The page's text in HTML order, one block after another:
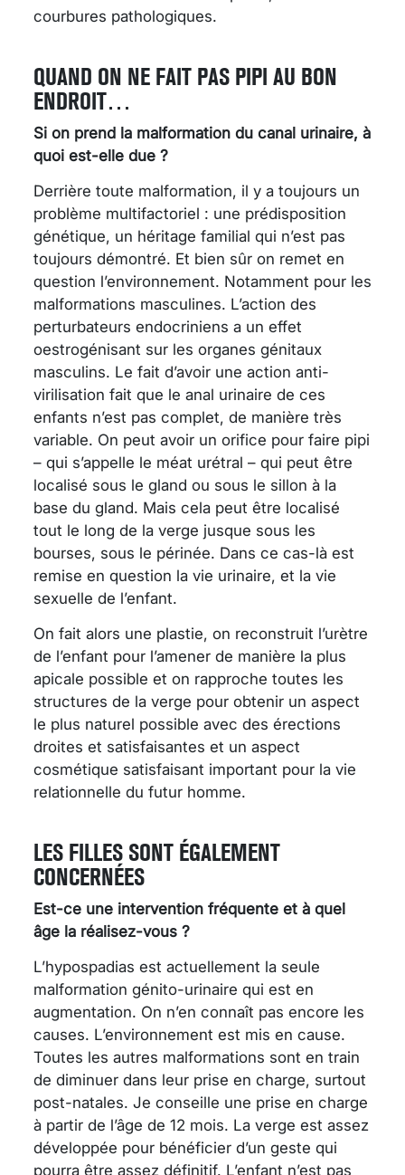
courbures pathologiques.
QUAND ON NE FAIT PAS PIPI AU BON
ENDROIT…
Si on prend la malformation du canal urinaire, à
quoi est-elle due ?
Derrière toute malformation, il y a toujours un
problème multifactoriel : une prédisposition
génétique, un héritage familial qui n’est pas
toujours démontré. Et bien sûr on remet en
question l’environnement. Notamment pour les
malformations masculines. L’action des
perturbateurs endocriniens a un effet
oestrogénisant sur les organes génitaux
masculins. Le fait d’avoir une action anti-
virilisation fait que le anal urinaire de ces
enfants n’est pas complet, de manière très
variable. On peut avoir un orifice pour faire pipi
– qui s’appelle le méat urétral – qui peut être
localisé sous le gland ou sous le sillon à la
base du gland. Mais cela peut être localisé
tout le long de la verge jusque sous les
bourses, sous le périnée. Dans ce cas-là est
remise en question la vie urinaire, et la vie
sexuelle de l’enfant.
On fait alors une plastie, on reconstruit l’urètre
de l’enfant pour l’amener de manière la plus
apicale possible et on rapproche toutes les
structures de la verge pour obtenir un aspect
le plus naturel possible avec des érections
droites et satisfaisantes et un aspect
cosmétique satisfaisant important pour la vie
relationnelle du futur homme.
LES FILLES SONT ÉGALEMENT
CONCERNÉES
Est-ce une intervention fréquente et à quel
âge la réalisez-vous ?
L’hypospadias est actuellement la seule
malformation génito-urinaire qui est en
augmentation. On n’en connaît pas encore les
causes. L’environnement est mis en cause.
Toutes les autres malformations sont en train
de diminuer dans leur prise en charge, surtout
post-natales. Je conseille une prise en charge
à partir de l’âge de 12 mois. La verge est assez
développée pour bénéficier d’un geste qui
pourra être assez définitif. L’enfant n’est pas